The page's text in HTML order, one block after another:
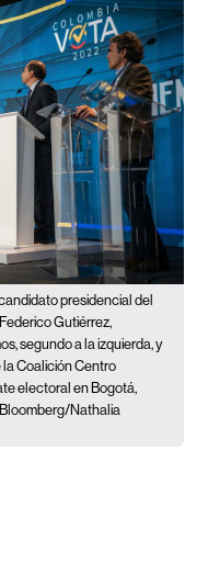
presidencial del
Gutiérrez,
segundo a la izquierda, y
la Coalición Centro
electoral en Bogotá,
Nathalia